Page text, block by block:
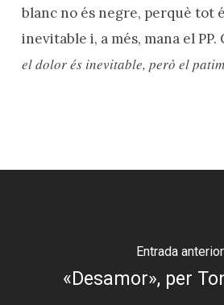
blanc no és negre, perquè tot
inevitable i, a més, mana el PP.
el dolor és inevitable, però el
Entrada anterior
«Desamor», per